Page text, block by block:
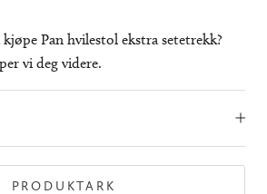
Pan hvilestol ekstra setetrekk?
vi deg videre.
PRODUKTARK